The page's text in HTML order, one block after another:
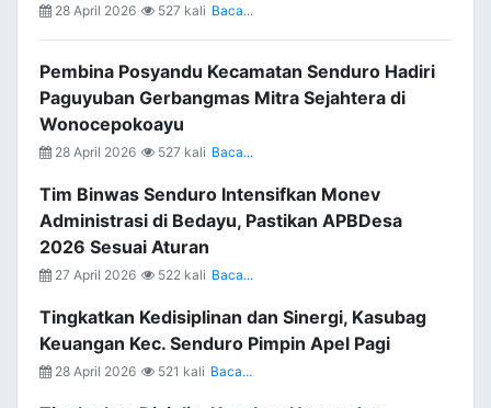
28 April 2026 527 kali Baca...
Pembina Posyandu Kecamatan Senduro Hadiri
Paguyuban Gerbangmas Mitra Sejahtera di
Wonocepokoayu
28 April 2026 527 kali Baca...
Tim Binwas Senduro Intensifkan Monev
Administrasi di Bedayu, Pastikan APBDesa
2026 Sesuai Aturan
27 April 2026 522 kali Baca...
Tingkatkan Kedisiplinan dan Sinergi, Kasubag
Keuangan Kec. Senduro Pimpin Apel Pagi
28 April 2026 521 kali Baca...